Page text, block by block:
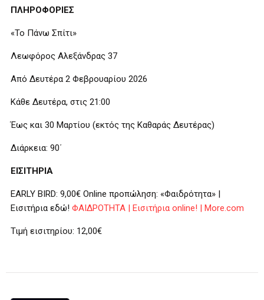
ΠΛΗΡΟΦΟΡΙΕΣ
«Το Πάνω Σπίτι»
Λεωφόρος Αλεξάνδρας 37
Από Δευτέρα 2 Φεβρουαρίου 2026
Κάθε Δευτέρα, στις 21:00
Έως και 30 Μαρτίου (εκτός της Καθαράς Δευτέρας)
Διάρκεια: 90΄
ΕΙΣΙΤΗΡΙΑ
EARLY BIRD: 9,00€ Online προπώληση: «Φαιδρότητα» |
Εισιτήρια εδώ! ΦΑΙΔΡΟΤΗΤΑ | Εισιτήρια online! | More.com
Τιμή εισιτηρίου: 12,00€